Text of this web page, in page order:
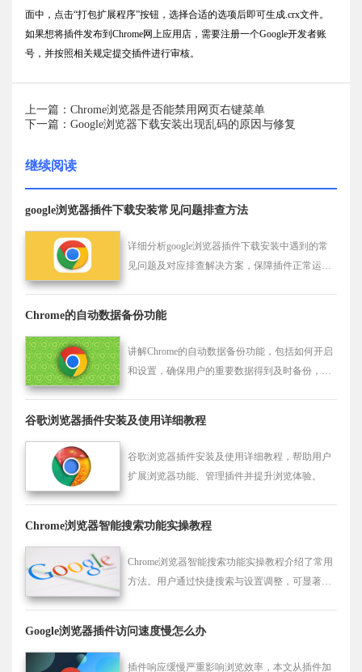
面中，点击“打包扩展程序”按钮，选择合适的选项后即可生成.crx文件。
如果想将插件发布到Chrome网上应用店，需要注册一个Google开发者账
号，并按照相关规定提交插件进行审核。
上一篇：Chrome浏览器是否能禁用网页右键菜单
下一篇：Google浏览器下载安装出现乱码的原因与修复
继续阅读
google浏览器插件下载安装常见问题排查方法
详细分析google浏览器插件下载安装中遇到的常
见问题及对应排查解决方案，保障插件正常运行
Chrome的自动数据备份功能
讲解Chrome的自动数据备份功能，包括如何开启
和设置，确保用户的重要数据得到及时备份，避
谷歌浏览器插件安装及使用详细教程
谷歌浏览器插件安装及使用详细教程，帮助用户
扩展浏览器功能、管理插件并提升浏览体验。
Chrome浏览器智能搜索功能实操教程
Chrome浏览器智能搜索功能实操教程介绍了常用
方法。用户通过快捷搜索与设置调整，可显著提
Google浏览器插件访问速度慢怎么办
插件响应缓慢严重影响浏览效率，本文从插件加